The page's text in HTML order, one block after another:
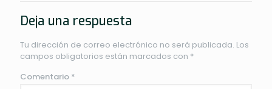
Deja una respuesta
Tu dirección de correo electrónico no será publicada. Los
campos obligatorios están marcados con *
Comentario *